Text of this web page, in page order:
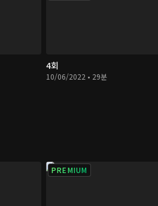
4회
10/06/2022 • 29분
PREMIUM